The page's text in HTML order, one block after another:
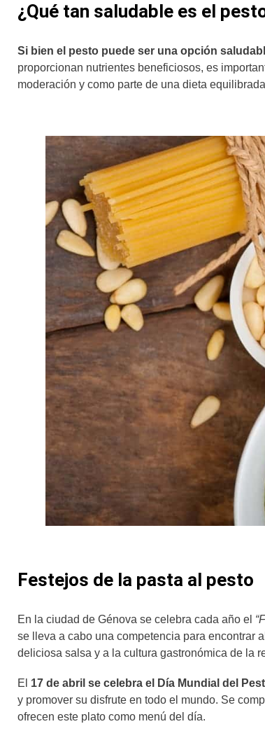
¿Qué tan saludable es el
Si bien el pesto puede ser una opción
proporcionan nutrientes beneficiosos, es
moderación y como parte de una dieta
Festejos de la pasta al pesto
En la ciudad de Génova se celebra cada año el
se lleva a cabo una competencia para encontrar
deliciosa salsa y a la cultura gastronómica de la
El 17 de abril se celebra el Día Mundial del
y promover su disfrute en todo el mundo. Se
ofrecen este plato como menú del día.